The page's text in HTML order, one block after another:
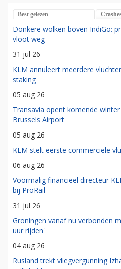
Best gelezen
Donkere wolken boven IndiGo:
vloot weg
31 jul 26
KLM annuleert meerdere
staking
05 aug 26
Transavia opent komende
Brussels Airport
05 aug 26
KLM stelt eerste commerciële
06 aug 26
Voormalig financieel directeur
bij ProRail
31 jul 26
Groningen vanaf nu verbonden
uur rijden'
04 aug 26
Rusland trekt vliegvergunning